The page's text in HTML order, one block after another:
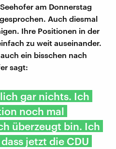
am Donnerstag
Auch diesmal
Ihre Positionen in der
zu weit auseinander.
ein bisschen nach
sagt:
gar nichts. Ich
noch mal
überzeugt bin. Ich
jetzt die CDU